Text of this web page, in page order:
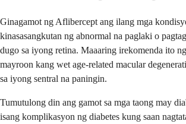
Ginagamot ng Aflibercept ang ilang mga
kinasasangkutan ng abnormal na paglaki o
dugo sa iyong retina. Maaaring irekomenda ito
mayroon kang wet age-related macular
sa iyong sentral na paningin.
Tumutulong din ang gamot sa mga taong may
isang komplikasyon ng diabetes kung saan